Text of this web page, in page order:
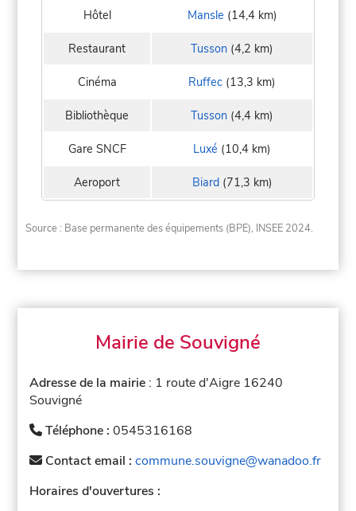
Hôtel Mansle (14,4 km)
Restaurant Tusson (4,2 km)
Cinéma Ruffec (13,3 km)
Bibliothèque Tusson (4,4 km)
Gare SNCF Luxé (10,4 km)
Aeroport Biard(71,3 km)
Source : Base permanente des équipements (BPE), INSEE 2024.
Mairie de Souvigné
Adresse de la mairie : 1 route d'Aigre 16240
Souvigné
Téléphone :0545316168
Contact email :commune.souvigne@wanadoo.fr
Horaires d'ouvertures :